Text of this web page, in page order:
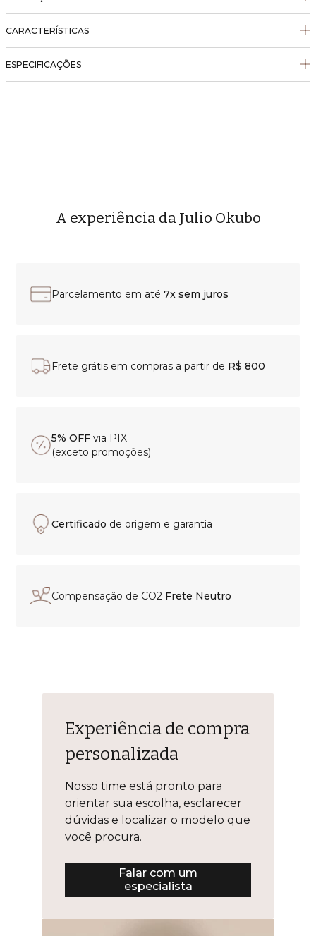
CARACTERÍSTICAS
ESPECIFICAÇÕES
A experiência da Julio Okubo
Parcelamento em até 7x sem juros
Frete grátis em compras a partir de R$ 800
5% OFF via PIX
(exceto promoções)
Certificado de origem e garantia
Compensação de CO2 Frete Neutro
Experiência de compra
personalizada
Nosso time está pronto para
orientar sua escolha, esclarecer
dúvidas e localizar o modelo que
você procura.
Falar com um
especialista